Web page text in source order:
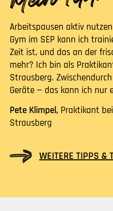
Arbeitspausen aktiv
Gym im SEP kann ich
Zeit ist, und das an der
mehr? Ich bin als
Strausberg.
Geräte — das kann ich nur
Pete Klimpel, Praktikant
Strausberg
WEITERE TIPPS &